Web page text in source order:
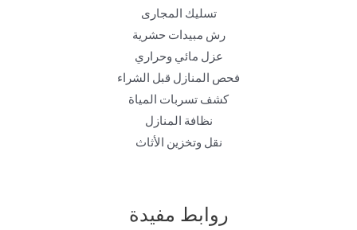
تسليك المجارى
رش مبيدات حشرية
عزل مائي وحراري
فحص المنازل قبل الشراء
كشف تسربات المياة
نظافة المنازل
نقل وتخزين الأثاث
روابط مفيدة